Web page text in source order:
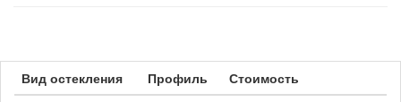
Вид остекления Профиль
Стоимость